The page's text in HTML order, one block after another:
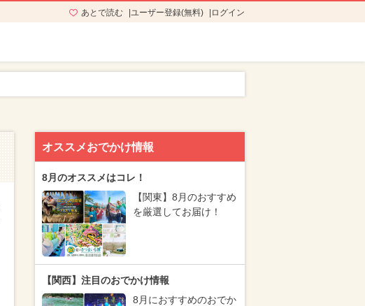
あとで読む ユーザー登録(無料) ログイン
オススメおでかけ情報
8月のオススメはコレ！
【関東】8月のおすすめ
を厳選してお届け！
【関西】注目のおでかけ情報
8月におすすめのおでか